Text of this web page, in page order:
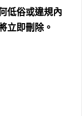
低俗或違規內
立即刪除。